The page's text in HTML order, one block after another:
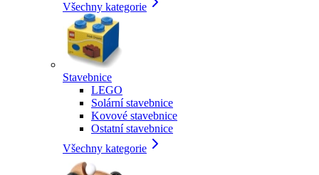
Všechny kategorie
Stavebnice
LEGO
Solární stavebnice
Kovové stavebnice
Ostatní stavebnice
Všechny kategorie